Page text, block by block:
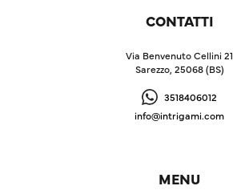
CONTATTI
Via Benvenuto Cellini 21
Sarezzo, 25068 (BS)
3518406012
info@intrigami.com
MENU